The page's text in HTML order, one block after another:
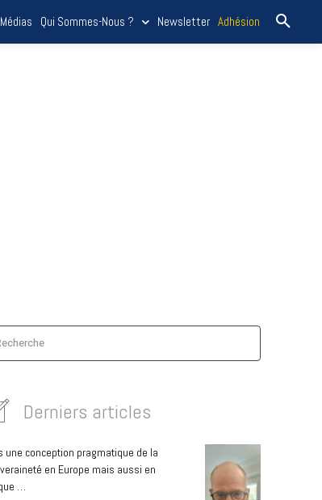
Médias Qui Sommes-Nous ? Newsletter Adhésion
Derniers articles
une conception pragmatique de la
en Europe mais aussi en
…